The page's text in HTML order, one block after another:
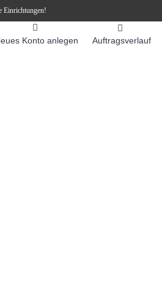
Einrichtungen!
Konto anlegen Auftragsverlauf